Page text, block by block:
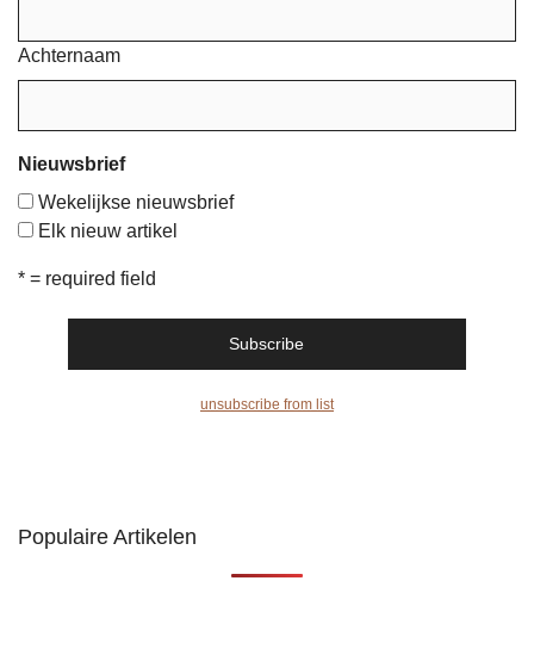
Achternaam
Nieuwsbrief
Wekelijkse nieuwsbrief
Elk nieuw artikel
* = required field
unsubscribe from list
Populaire Artikelen